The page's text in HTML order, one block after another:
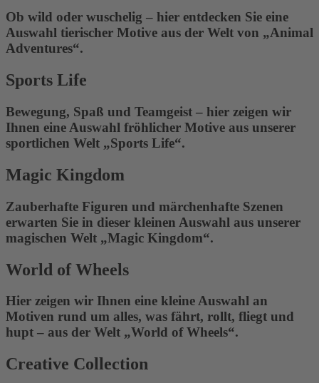
Ob wild oder wuschelig – hier entdecken Sie eine
Auswahl tierischer Motive aus der Welt von „Animal
Adventures“.
Sports Life
Bewegung, Spaß und Teamgeist – hier zeigen wir
Ihnen eine Auswahl fröhlicher Motive aus unserer
sportlichen Welt „Sports Life“.
Magic Kingdom
Zauberhafte Figuren und märchenhafte Szenen
erwarten Sie in dieser kleinen Auswahl aus unserer
magischen Welt „Magic Kingdom“.
World of Wheels
Hier zeigen wir Ihnen eine kleine Auswahl an
Motiven rund um alles, was fährt, rollt, fliegt und
hupt – aus der Welt „World of Wheels“.
Creative Collection